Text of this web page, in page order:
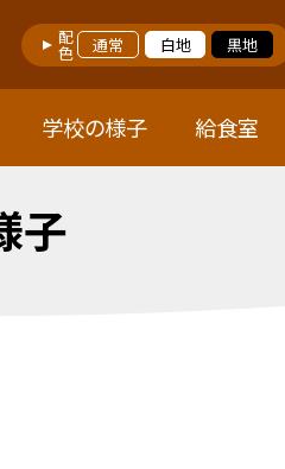
配色 通常 白地 黒地
学校の様子 給食室
子